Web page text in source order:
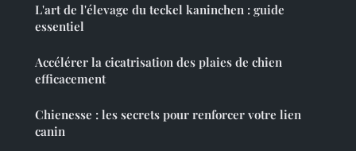
L'art de l'élevage du teckel kaninchen : guide
essentiel
Accélérer la cicatrisation des plaies de chien
efficacement
Chienesse : les secrets pour renforcer votre lien
canin